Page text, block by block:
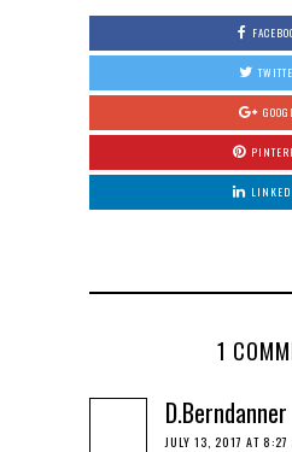
1
D.Berndanner
JULY 13, 2017 AT 8:27